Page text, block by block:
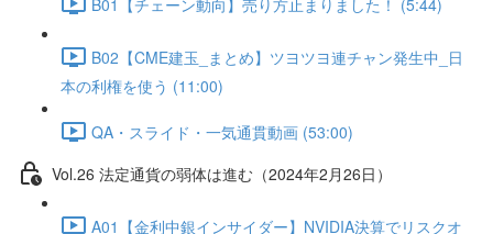
B02【CME建玉_まとめ】ツヨツヨ連チャン発生中_日
本の利権を使う (11:00)
QA・スライド・一気通貫動画 (53:00)
Vol.26 法定通貨の弱体は進む（2024年2月26日）
A01【金利中銀インサイダー】NVIDIA決算でリスクオ